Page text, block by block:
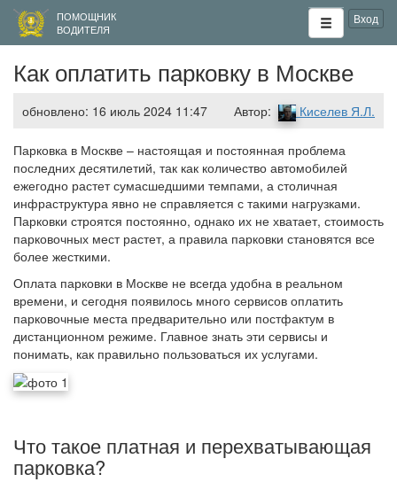
ПОМОЩНИК
ВОДИТЕЛЯ
Вход
Как оплатить парковку в Москве
обновлено: 16 июль 2024 11:47 Автор: Киселев Я.Л.
Парковка в Москве – настоящая и постоянная проблема
последних десятилетий, так как количество автомобилей
ежегодно растет сумасшедшими темпами, а столичная
инфраструктура явно не справляется с такими нагрузками.
Парковки строятся постоянно, однако их не хватает, стоимость
парковочных мест растет, а правила парковки становятся все
более жесткими.
Оплата парковки в Москве не всегда удобна в реальном
времени, и сегодня появилось много сервисов оплатить
парковочные места предварительно или постфактум в
дистанционном режиме. Главное знать эти сервисы и
понимать, как правильно пользоваться их услугами.
Что такое платная и перехватывающая
парковка?